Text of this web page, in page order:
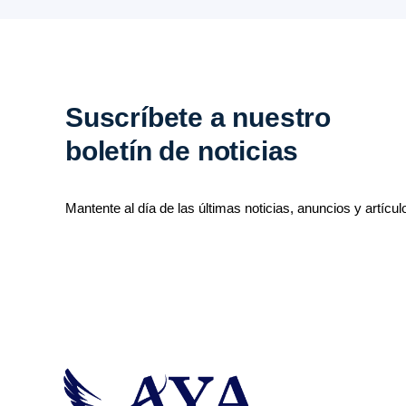
Suscríbete a nuestro
boletín de noticias
Mantente al día de las últimas noticias, anuncios y